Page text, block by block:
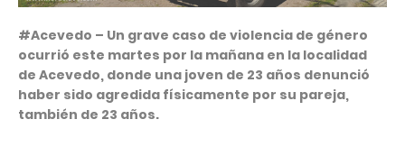
#Acevedo – Un grave caso de violencia de género
ocurrió este martes por la mañana en la localidad
de Acevedo, donde una joven de 23 años denunció
haber sido agredida físicamente por su pareja,
también de 23 años.